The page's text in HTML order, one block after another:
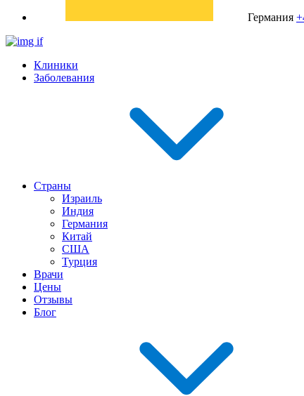
Германия
Клиники
Заболевания
Страны
Израиль
Индия
Германия
Китай
США
Турция
Врачи
Цены
Отзывы
Блог